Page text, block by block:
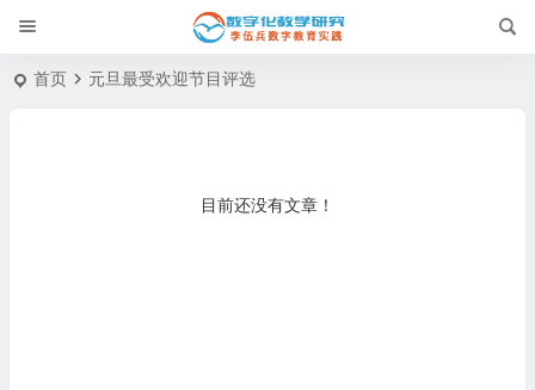
首页 元旦最受欢迎节目评选
目前还没有文章！